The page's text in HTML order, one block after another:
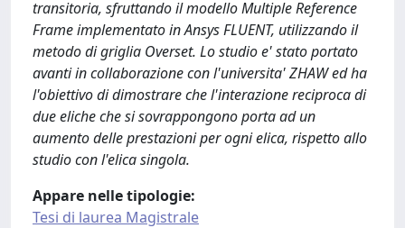
transitoria, sfruttando il modello Multiple Reference
Frame implementato in Ansys FLUENT, utilizzando il
metodo di griglia Overset. Lo studio e' stato portato
avanti in collaborazione con l'universita' ZHAW ed ha
l'obiettivo di dimostrare che l'interazione reciproca di
due eliche che si sovrappongono porta ad un
aumento delle prestazioni per ogni elica, rispetto allo
studio con l'elica singola.
Appare nelle tipologie:
Tesi di laurea Magistrale